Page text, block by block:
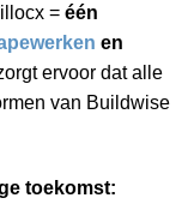
= één
en
ervoor dat alle
van Buildwise
toekomst: